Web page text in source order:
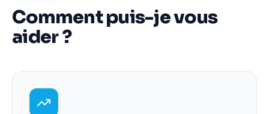
Comment puis-je vous
aider ?